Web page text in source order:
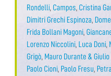
Rondelli, Campos, Cristina
Dimitri Grechi Espinoza,
Frida Bollani Magoni,
Lorenzo Niccolini, Luca Doni,
Grigò, Mauro Durante & Giulio
Paolo Cioni, Paolo Fresu,